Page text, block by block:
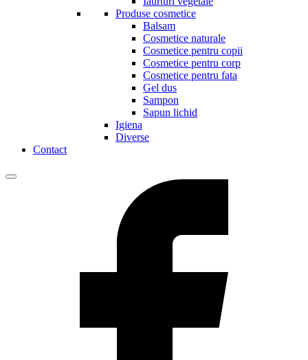
Produse cosmetice
Balsam
Cosmetice naturale
Cosmetice pentru copii
Cosmetice pentru corp
Cosmetice pentru fata
Gel dus
Sampon
Sapun lichid
Igiena
Diverse
Contact